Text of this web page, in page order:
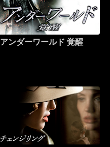
アンダーワールド 覚醒